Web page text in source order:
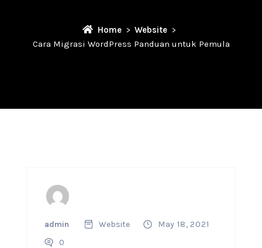
Home
Website
Cara Migrasi WordPress Panduan untuk Pemula
admin Website
May 18, 2021
0